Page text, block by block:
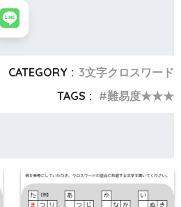
CATEGORY : 3文字クロスワード
TAGS :
難易度★★★